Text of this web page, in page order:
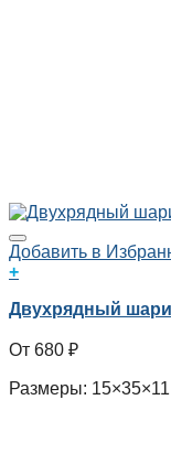
Добавить в
+
Двухрядный
680 ₽
Размеры: 15×35×11